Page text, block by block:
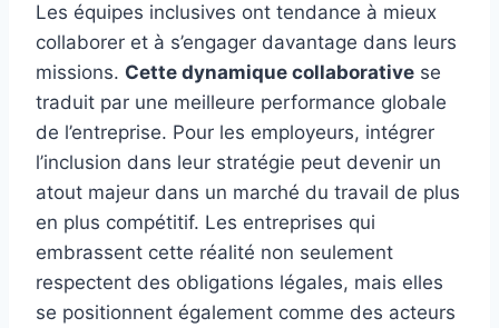
Les équipes inclusives ont tendance à mieux
collaborer et à s’engager davantage dans leurs
missions. Cette dynamique collaborative se
traduit par une meilleure performance globale
de l’entreprise. Pour les employeurs, intégrer
l’inclusion dans leur stratégie peut devenir un
atout majeur dans un marché du travail de plus
en plus compétitif. Les entreprises qui
embrassent cette réalité non seulement
respectent des obligations légales, mais elles
se positionnent également comme des acteurs